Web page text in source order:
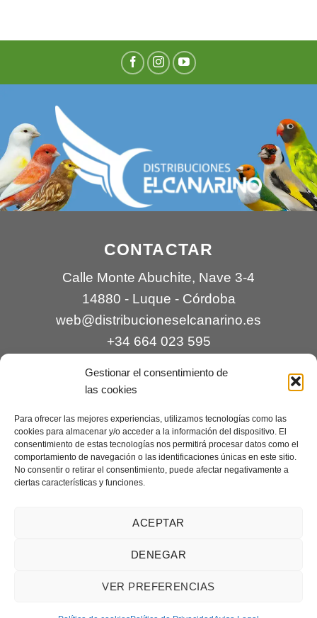
Gestionar el consentimiento de
las cookies
Para ofrecer las mejores experiencias, utilizamos tecnologías como las
cookies para almacenar y/o acceder a la información del dispositivo. El
consentimiento de estas tecnologías nos permitirá procesar datos como el
comportamiento de navegación o las identificaciones únicas en este sitio.
No consentir o retirar el consentimiento, puede afectar negativamente a
ciertas características y funciones.
ACEPTAR
DENEGAR
VER PREFERENCIAS
CONTACTAR
Calle Monte Abuchite, Nave 3-4
14880 - Luque - Córdoba
web@distribucioneselcanarino.es
+34 664 023 595
Contacto|Incidencias|Devoluciones |
Condiciones generales
Mantenimiento web a cargo deCreaciones Digitales – mantenimiento web
Política de privacidad |Condiciones generales de